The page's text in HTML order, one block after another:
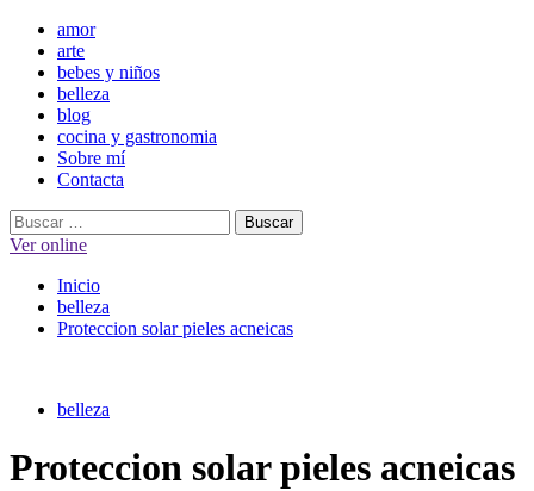
Menú
principal
amor
arte
bebes y niños
belleza
blog
cocina y gastronomia
Sobre mí
Contacta
Buscar:
Ver online
Inicio
belleza
Proteccion solar pieles acneicas
belleza
Proteccion solar pieles acneicas